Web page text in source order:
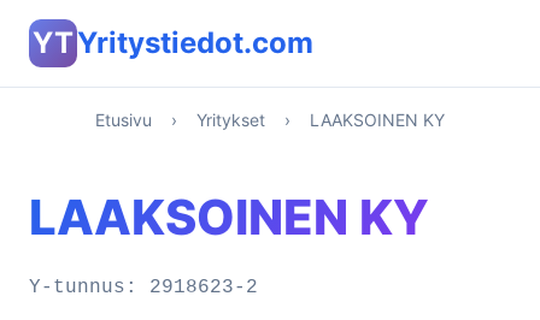
YTYritystiedot.com
Etusivu › Yritykset › LAAKSOINEN KY
LAAKSOINEN KY
Y-tunnus: 2918623-2